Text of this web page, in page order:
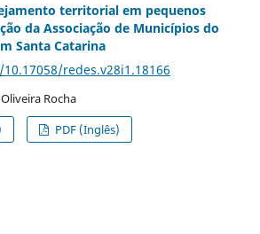
territorial em pequenos
da Associação de Municípios do
Santa Catarina
redes.v28i1.18166
Rocha
PDF (Inglês)